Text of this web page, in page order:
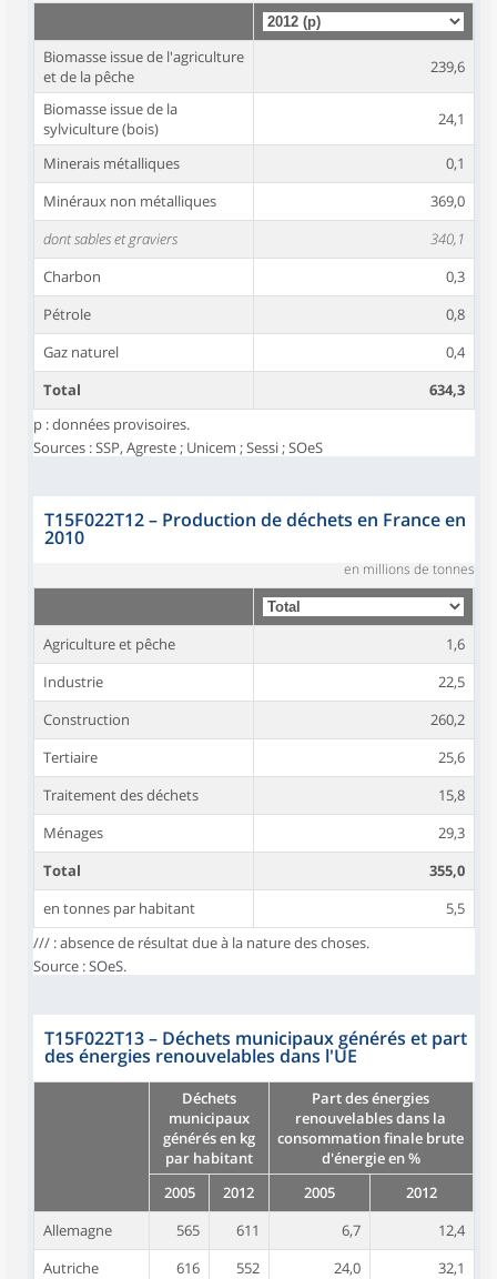
Biomasse issue de l'agriculture
et de la pêche
239,6
Biomasse issue de la
sylviculture (bois)
24,1
Minerais métalliques
0,1
Minéraux non métalliques
369,0
dont sables et graviers
340,1
Charbon
0,3
Pétrole
0,8
Gaz naturel
0,4
Total
634,3
p : données provisoires.
Sources : SSP, Agreste ; Unicem ; Sessi ; SOeS
T15F022T12– Production de déchets en France en
2010
en millions de tonnes
Agriculture et pêche
1,6
Industrie
22,5
Construction
260,2
Tertiaire
25,6
Traitement des déchets
15,8
Ménages
29,3
Total
355,0
en tonnes par habitant
5,5
/// : absence de résultat due à la nature des choses.
Source : SOeS.
T15F022T13– Déchets municipaux générés et part
des énergies renouvelables dans l'UE
Déchets
municipaux
générés en kg
par habitant
Part des énergies
renouvelables dans la
consommation finale brute
d'énergie en %
2005
2012 2005
2012
Allemagne
565 611 6,7
12,4
Autriche
616 552 24,0
32,1